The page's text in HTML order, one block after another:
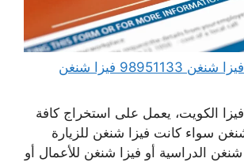
مكتب استخراج فيزا شنغن 98951133 فيزا شنغن
الكويت، يعمل على استخراج كافة
سواء كانت فيزا شنغن للزيارة
شنغن الدراسية أو فيزا شنغن للأعمال أو